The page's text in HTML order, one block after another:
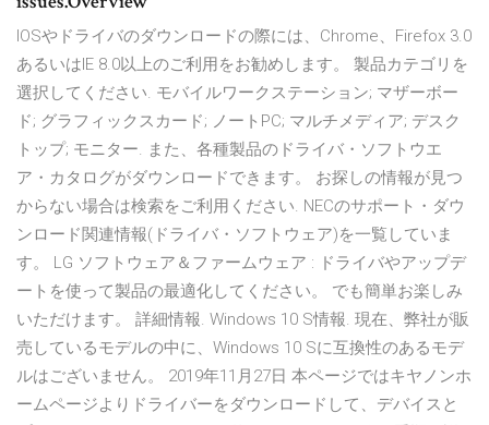
IOSやドライバのダウンロードの際には、Chrome、Firefox 3.0
あるいはIE 8.0以上のご利用をお勧めします。 製品カテゴリを
選択してください. モバイルワークステーション; マザーボー
ド; グラフィックスカード; ノートPC; マルチメディア; デスク
トップ; モニター. また、各種製品のドライバ・ソフトウエ
ア・カタログがダウンロードできます。 お探しの情報が見つ
からない場合は検索をご利用ください. NECのサポート・ダウ
ンロード関連情報(ドライバ・ソフトウェア)を一覧していま
す。 LG ソフトウェア＆ファームウェア : ドライバやアップデ
ートを使って製品の最適化してください。 でも簡単お楽しみ
いただけます。 詳細情報. Windows 10 S情報. 現在、弊社が販
売しているモデルの中に、Windows 10 Sに互換性のあるモデ
ルはございません。 2019年11月27日 本ページではキヤノンホ
ームページよりドライバーをダウンロードして、デバイスと